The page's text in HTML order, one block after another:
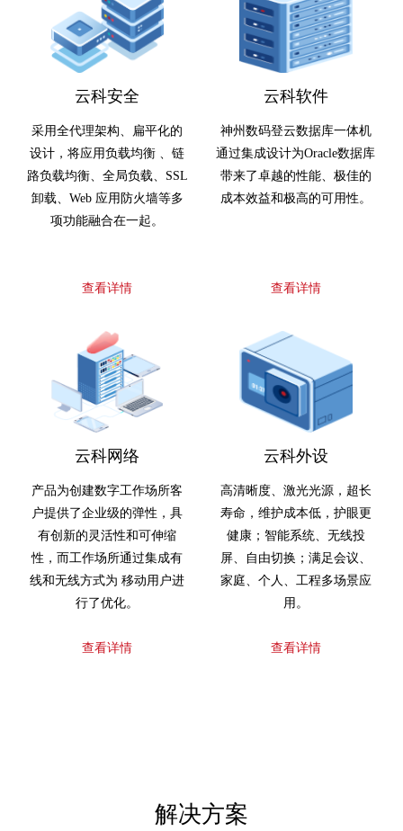
云科安全
采用全代理架构、扁平化的
设计，将应用负载均衡 、链
路负载均衡、全局负载、SSL
卸载、Web 应用防火墙等多
项功能融合在一起。
查看详情
云科软件
神州数码登云数据库一体机
通过集成设计为Oracle数据库
带来了卓越的性能、极佳的
成本效益和极高的可用性。
查看详情
云科网络
产品为创建数字工作场所客
户提供了企业级的弹性，具
有创新的灵活性和可伸缩
性，而工作场所通过集成有
线和无线方式为 移动用户进
行了优化。
查看详情
云科外设
高清晰度、激光光源，超长
寿命，维护成本低，护眼更
健康；智能系统、无线投
屏、自由切换；满足会议、
家庭、个人、工程多场景应
用。
查看详情
解决方案